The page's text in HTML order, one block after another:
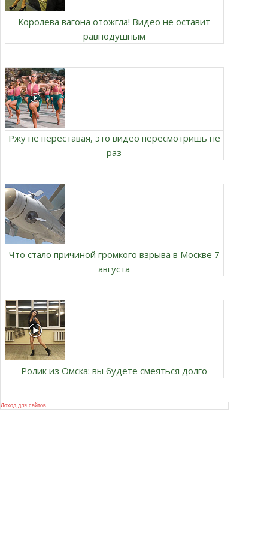
Королева вагона отожгла! Видео не оставит
равнодушным
Ржу не переставая, это видео пересмотришь не
раз
Что стало причиной громкого взрыва в Москве 7
августа
Ролик из Омска: вы будете смеяться долго
Доход для сайтов